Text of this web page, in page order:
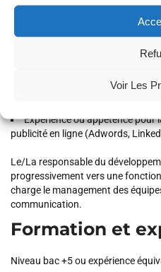
Voir Les
Capacité à développer son
Expérience ou appétence pour
publicité en ligne (Adwords,
Le/La responsable du
progressivement vers une
charge le management des
communication.
Formation et
Niveau bac +5 ou expérience